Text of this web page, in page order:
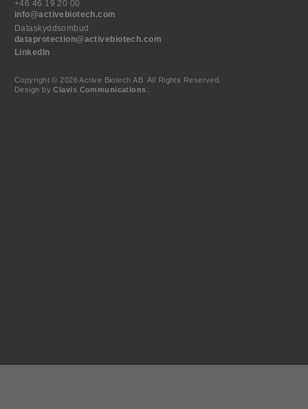
+46 46 19 20 00
info@activebiotech.com
Dataskyddsombud
dataprotection@activebiotech.com
LinkedIn
Copyright © 2026 Active Biotech AB. All Rights Reserved.
Design byClavis Communications